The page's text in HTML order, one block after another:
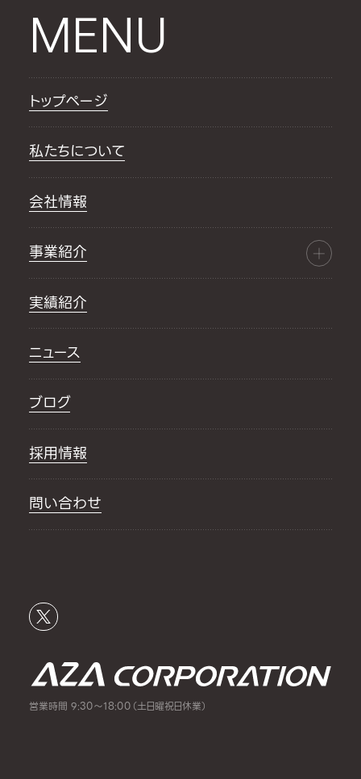
MENU
トップページ
私たちについて
会社情報
事業紹介
実績紹介
ニュース
ブログ
採用情報
問い合わせ
営業時間 9:30～18:00（土日曜祝日休業）